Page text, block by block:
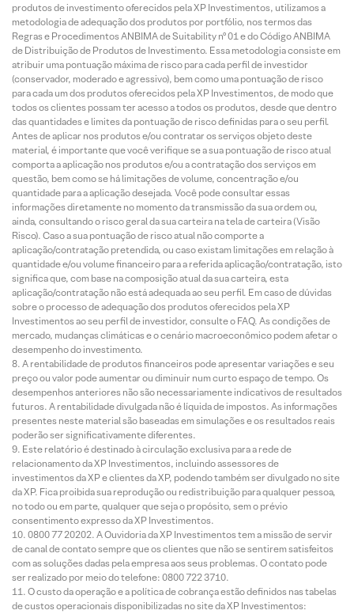
produtos de investimento oferecidos pela XP Investimentos, utilizamos a
metodologia de adequação dos produtos por portfólio, nos termos das
Regras e Procedimentos ANBIMA de Suitability nº 01 e do Código ANBIMA
de Distribuição de Produtos de Investimento. Essa metodologia consiste em
atribuir uma pontuação máxima de risco para cada perfil de investidor
(conservador, moderado e agressivo), bem como uma pontuação de risco
para cada um dos produtos oferecidos pela XP Investimentos, de modo que
todos os clientes possam ter acesso a todos os produtos, desde que dentro
das quantidades e limites da pontuação de risco definidas para o seu perfil.
Antes de aplicar nos produtos e/ou contratar os serviços objeto deste
material, é importante que você verifique se a sua pontuação de risco atual
comporta a aplicação nos produtos e/ou a contratação dos serviços em
questão, bem como se há limitações de volume, concentração e/ou
quantidade para a aplicação desejada. Você pode consultar essas
informações diretamente no momento da transmissão da sua ordem ou,
ainda, consultando o risco geral da sua carteira na tela de carteira (Visão
Risco). Caso a sua pontuação de risco atual não comporte a
aplicação/contratação pretendida, ou caso existam limitações em relação à
quantidade e/ou volume financeiro para a referida aplicação/contratação, isto
significa que, com base na composição atual da sua carteira, esta
aplicação/contratação não está adequada ao seu perfil. Em caso de dúvidas
sobre o processo de adequação dos produtos oferecidos pela XP
Investimentos ao seu perfil de investidor, consulte o FAQ. As condições de
mercado, mudanças climáticas e o cenário macroeconômico podem afetar o
desempenho do investimento.
A rentabilidade de produtos financeiros pode apresentar variações e seu
preço ou valor pode aumentar ou diminuir num curto espaço de tempo. Os
desempenhos anteriores não são necessariamente indicativos de resultados
futuros. A rentabilidade divulgada não é líquida de impostos. As informações
presentes neste material são baseadas em simulações e os resultados reais
poderão ser significativamente diferentes.
Este relatório é destinado à circulação exclusiva para a rede de
relacionamento da XP Investimentos, incluindo assessores de
investimentos da XP e clientes da XP, podendo também ser divulgado no site
da XP. Fica proibida sua reprodução ou redistribuição para qualquer pessoa,
no todo ou em parte, qualquer que seja o propósito, sem o prévio
consentimento expresso da XP Investimentos.
0800 77 20202. A Ouvidoria da XP Investimentos tem a missão de servir
de canal de contato sempre que os clientes que não se sentirem satisfeitos
com as soluções dadas pela empresa aos seus problemas. O contato pode
ser realizado por meio do telefone: 0800 722 3710.
O custo da operação e a política de cobrança estão definidos nas tabelas
de custos operacionais disponibilizadas no site da XP Investimentos: